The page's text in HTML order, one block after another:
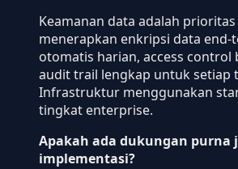
Keamanan data adalah prioritas
menerapkan enkripsi data end-
otomatis harian, access control
audit trail lengkap untuk setiap
Infrastruktur menggunakan
tingkat enterprise.
Apakah ada dukungan purna
implementasi?